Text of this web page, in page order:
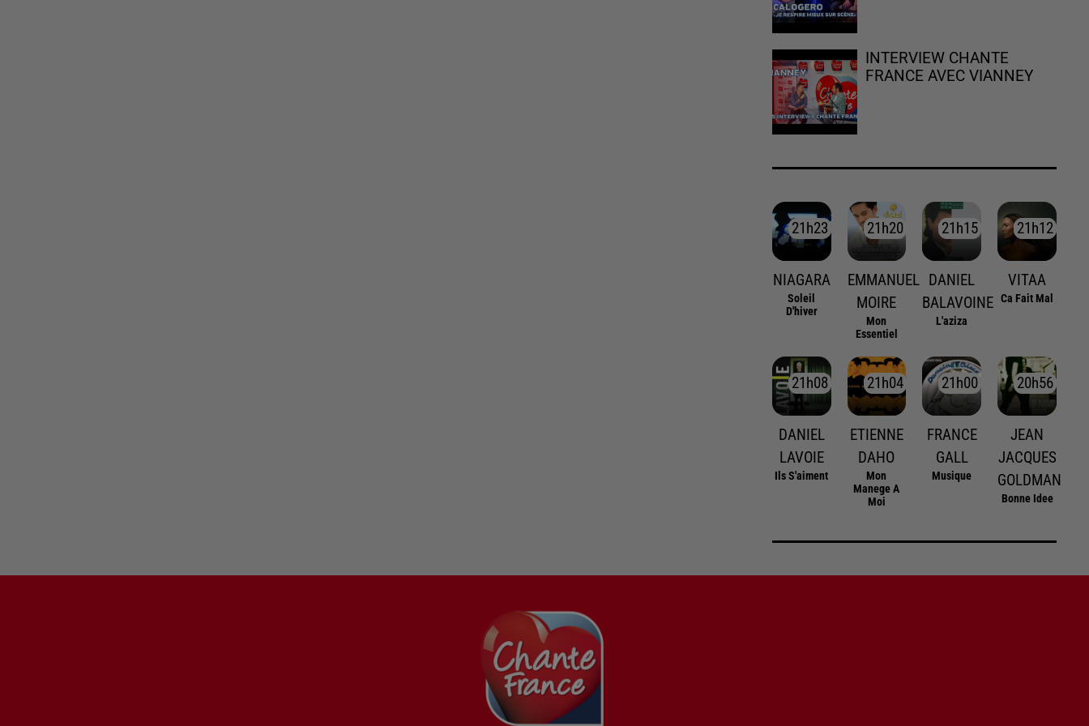
INTERVIEW CHANTE
FRANCE AVEC VIANNEY
21h23
21h23
NIAGARA
Soleil
D'hiver
21h20
21h20
EMMANUEL
MOIRE
Mon
Essentiel
21h15
21h15
DANIEL
BALAVOINE
L'aziza
21h12
21h12
VITAA
Ca Fait Mal
21h08
21h08
DANIEL
LAVOIE
Ils S'aiment
21h04
21h04
ETIENNE
DAHO
Mon
Manege A
Moi
21h00
21h00
FRANCE
GALL
Musique
20h56
20h56
JEAN
JACQUES
GOLDMAN
Bonne Idee